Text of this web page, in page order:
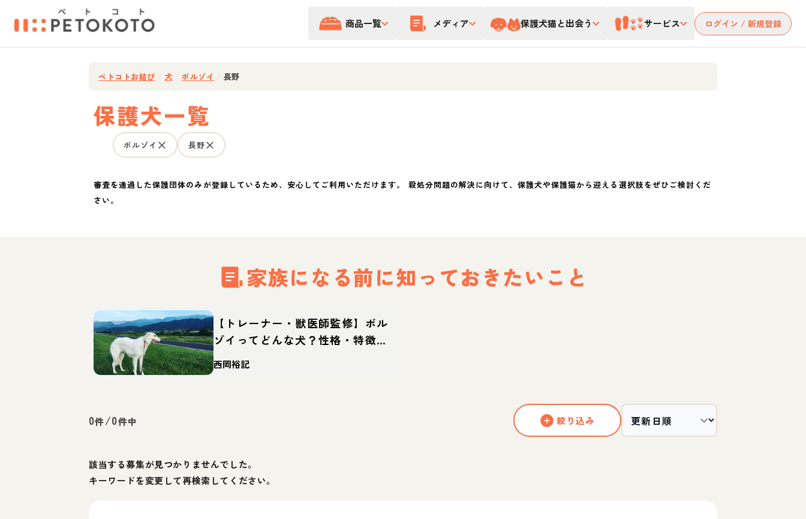
商品一覧 メディア 保護犬猫と出会う サービス ログイン / 新規登録
ペトコトお結び 犬 ボルゾイ 長野
保護犬一覧
ボルゾイ 長野
審査を通過した保護団体のみが登録しているため、安心してご利用いただけます。 殺処分問題の解決に向けて、保護犬や保護猫から迎える選択肢をぜひご検討くだ
さい。
家族になる前に知っておきたいこと
【トレーナー・獣医師監修】ボル
ゾイってどんな犬？性格・特徴・
育て方・迎え方
西岡裕記
0件/0件中 絞り込み
該当する募集が見つかりませんでした。
キーワードを変更して再検索してください。